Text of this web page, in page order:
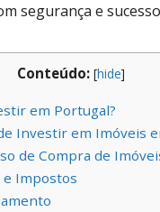
segurança e
Conteúdo: [hide]
em Portugal?
Investir em Imóveis
de Compra de
e Impostos